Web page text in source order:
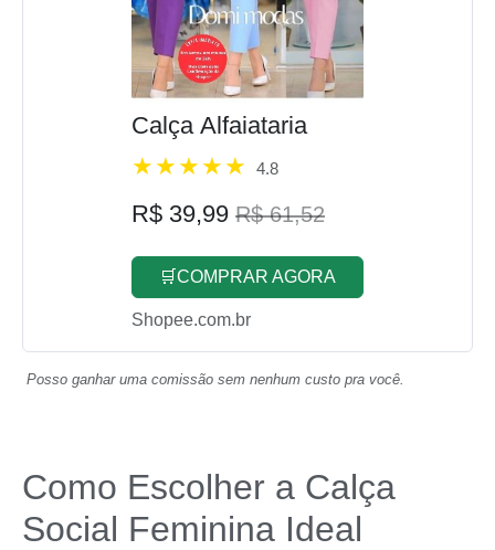
Calça Alfaiataria
4.8
R$ 39,99 R$ 61,52
🛒COMPRAR AGORA
Shopee.com.br
Posso ganhar uma comissão sem nenhum custo pra você.
Como Escolher a Calça
Social Feminina Ideal